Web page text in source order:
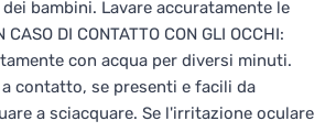
bambini. Lavare accuratamente le
DI CONTATTO CON GLI OCCHI:
con acqua per diversi minuti.
contatto, se presenti e facili da
a sciacquare. Se l'irritazione oculare